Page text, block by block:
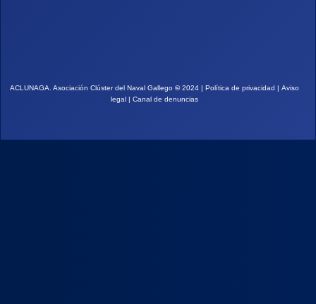
ACLUNAGA. Asociación Clúster del Naval Gallego ©2024 | Política de privacidad
Aviso
legal
Canal de denuncias